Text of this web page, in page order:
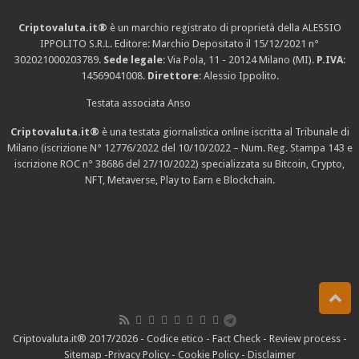
Criptovaluta.it® è un marchio registrato di proprietà della ALESSIO
IPPOLITO S.R.L. Editore: Marchio Depositato il 15/12/2021 n°
302021000203789. Sede legale: Via Pola, 11 - 20124 Milano (MI). P.IVA:
14569041008. Direttore: Alessio Ippolito.
Testata associata Anso
Criptovaluta.it® è una testata giornalistica online iscritta al Tribunale di
Milano (iscrizione N° 12776/2022 del 10/10/2022 – Num. Reg. Stampa 143 e
iscrizione ROC n° 38686 del 27/10/2022) specializzata su Bitcoin, Crypto,
NFT, Metaverse, Play to Earn e Blockchain.
Criptovaluta.it® 2017/2026 - Codice etico - Fact Check- Review process-
Sitemap -Privacy Policy- Cookie Policy- Disclaimer